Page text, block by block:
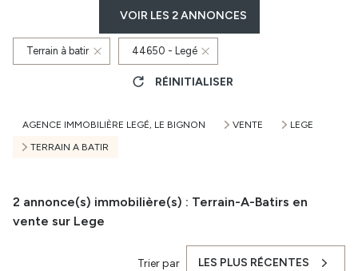
VOIR LES 2ANNONCES
Terrain à batir 44650 - Legé
RÉINITIALISER
AGENCE IMMOBILIÈRE LEGÉ, LE BIGNON VENTE
LEGE
TERRAIN A BATIR
2 annonce(s) immobilière(s) : Terrain-A-Batirs en
vente sur Lege
Trier par LES PLUS RÉCENTES